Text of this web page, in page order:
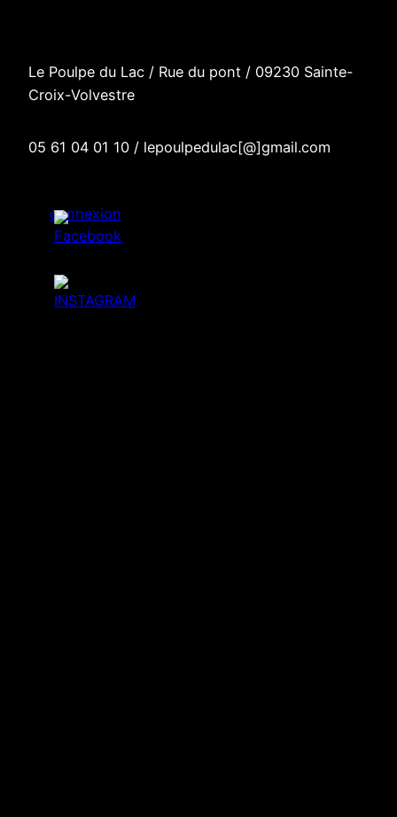
Le Poulpe du Lac / Rue du pont / 09230 Sainte-
Croix-Volvestre
05 61 04 01 10 / lepoulpedulac[@]gmail.com
connexion